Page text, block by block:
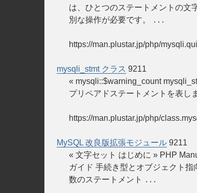
は、ひとつのステートメントの文
別な操作が必要です。
...
https://man.plustar.jp/php/
mysqli_stmt クラス 9211
« mysqli::$warning_count
プリペアドステートメントを表し
https://man.plustar.jp/php/
MySQL 改良版拡張モジュール 9211
« 文字セット はじめに » PHP
ガイド 手続き型とオブジェクト
数のステートメント
...